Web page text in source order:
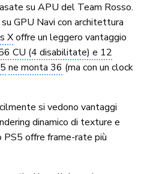
su APU del Team Rosso.
GPU Navi con architettura
Xoffre un leggero vantaggio
CU (4 disabilitate) e 12
ne monta 36 (ma con un clock
si vedono vantaggi
dinamico di texture e
PS5 offre frame-rate più